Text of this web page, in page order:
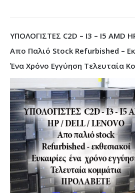
ΥΠΟΛΟΓΙΣΤΕΣ C2D – I3 – I5 AMD
Απο Παλιό Stock Refurbished –
Ένα Χρόνο Εγγύηση Τελευταία